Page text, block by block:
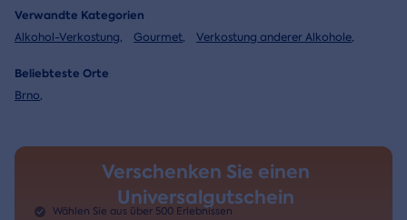
Verwandte Kategorien
Alkohol-Verkostung, Gourmet, Verkostung anderer Alkohole,
Beliebteste Orte
Brno,
Verschenken Sie einen
Universalgutschein
Wählen Sie aus über 500 Erlebnissen